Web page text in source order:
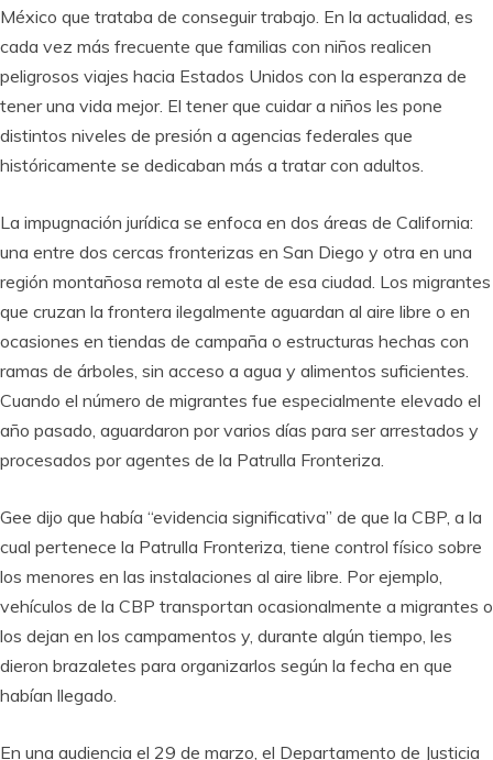
México que trataba de conseguir trabajo. En la actualidad, es
cada vez más frecuente que familias con niños realicen
peligrosos viajes hacia Estados Unidos con la esperanza de
tener una vida mejor. El tener que cuidar a niños les pone
distintos niveles de presión a agencias federales que
históricamente se dedicaban más a tratar con adultos.
La impugnación jurídica se enfoca en dos áreas de California:
una entre dos cercas fronterizas en San Diego y otra en una
región montañosa remota al este de esa ciudad. Los migrantes
que cruzan la frontera ilegalmente aguardan al aire libre o en
ocasiones en tiendas de campaña o estructuras hechas con
ramas de árboles, sin acceso a agua y alimentos suficientes.
Cuando el número de migrantes fue especialmente elevado el
año pasado, aguardaron por varios días para ser arrestados y
procesados por agentes de la Patrulla Fronteriza.
Gee dijo que había “evidencia significativa” de que la CBP, a la
cual pertenece la Patrulla Fronteriza, tiene control físico sobre
los menores en las instalaciones al aire libre. Por ejemplo,
vehículos de la CBP transportan ocasionalmente a migrantes o
los dejan en los campamentos y, durante algún tiempo, les
dieron brazaletes para organizarlos según la fecha en que
habían llegado.
En una audiencia el 29 de marzo, el Departamento de Justicia